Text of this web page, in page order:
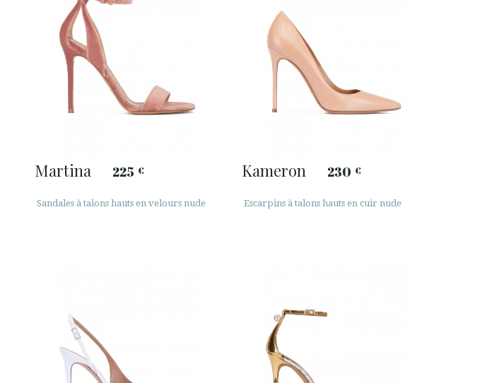
Martina 225 €
Sandales à talons hauts en velours nude
Kameron 230 €
Escarpins à talons hauts en cuir nude